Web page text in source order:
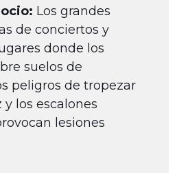
Los grandes
de conciertos y
donde los
suelos de
peligros de tropezar
los escalones
lesiones